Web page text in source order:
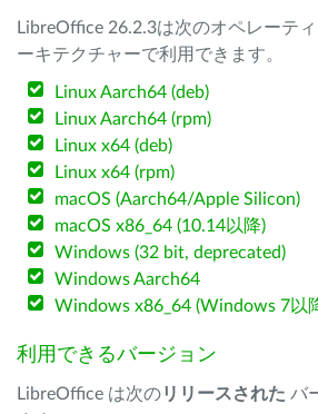
LibreOffice 26.2.3は次のオペレーテ
ーキテクチャーで利用できます。
Linux Aarch64 (deb)
Linux Aarch64 (rpm)
Linux x64 (deb)
Linux x64 (rpm)
macOS (Aarch64/Apple Silicon)
macOS x86_64 (10.14以降)
Windows (32 bit, deprecated)
Windows Aarch64
Windows x86_64 (Windows 7以
利用できるバージョン
LibreOffice は次のリリースされた バ